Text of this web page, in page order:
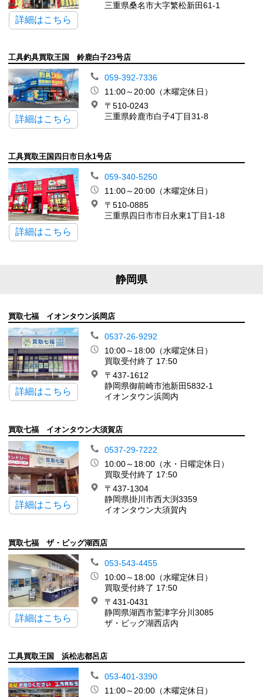
詳細はこちら
三重県桑名市大字繁松新田61-1
工具釣具買取王国 鈴鹿白子23号店
詳細はこちら
059-392-7336
11:00～20:00（木曜定休日）
〒510-0243
三重県鈴鹿市白子4丁目31-8
工具買取王国四日市日永1号店
詳細はこちら
059-340-5250
11:00～20:00（木曜定休日）
〒510-0885
三重県四日市市日永東1丁目1-18
静岡県
買取七福 イオンタウン浜岡店
詳細はこちら
0537-26-9292
10:00～18:00（水曜定休日）
買取受付終了 17:50
〒437-1612
静岡県御前崎市池新田5832-1
イオンタウン浜岡内
買取七福 イオンタウン大須賀店
詳細はこちら
0537-29-7222
10:00～18:00（水・日曜定休日）
買取受付終了 17:50
〒437-1304
静岡県掛川市西大渕3359
イオンタウン大須賀内
買取七福 ザ・ビッグ湖西店
詳細はこちら
053-543-4455
10:00～18:00（水曜定休日）
買取受付終了 17:50
〒431-0431
静岡県湖西市鷲津字分川3085
ザ・ビッグ湖西店内
工具買取王国 浜松志都呂店
053-401-3390
11:00～20:00（木曜定休日）